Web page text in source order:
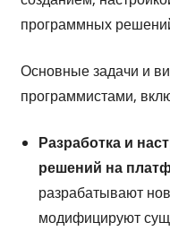
программных
Основные задачи и
программистами,
Разработка и
решений на
разрабатывают
модифицируют